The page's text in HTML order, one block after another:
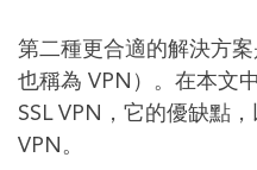
第二種更合適的解決方案
也稱為 VPN）。在本文
SSL VPN，它的優缺點
VPN。